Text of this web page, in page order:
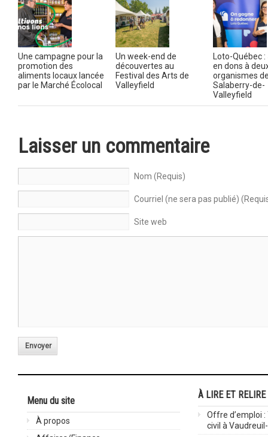
Une campagne pour la
promotion des
aliments locaux lancée
par le Marché Écolocal
Un week-end de
découvertes au
Festival des Arts de
Valleyfield
Loto-Québec
en dons à
organismes
Salaberry-de-
Valleyfield
Laisser un commentaire
Nom (Requis)
Courriel (ne sera pas publié)
Site web
Envoyer
Menu du site
À propos
À LIRE ET RELIRE
Offre d’emploi
civil à